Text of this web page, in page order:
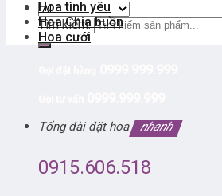
Tìm kiếm:
Tổng đài đặt hoa nhanh
0915.606.518
Hoa tình yêu
Hoa Chia buồn
Hoa cưới